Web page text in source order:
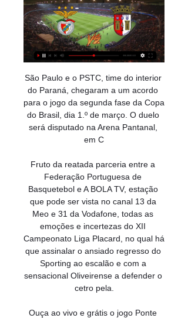
São Paulo e o PSTC, time do interior do Paraná, chegaram a um acordo para o jogo da segunda fase da Copa do Brasil, dia 1.º de março. O duelo será disputado na Arena Pantanal, em C

Fruto da reatada parceria entre a Federação Portuguesa de Basquetebol e A BOLA TV, estação que pode ser vista no canal 13 da Meo e 31 da Vodafone, todas as emoções e incertezas do XII Campeonato Liga Placard, no qual há que assinalar o ansiado regresso do Sporting ao escalão e com a sensacional Oliveirense a defender o cetro pela.

Ouça ao vivo e grátis o jogo Ponte Preta x Vila Nova, Brasil - Série B, 31/08/2018 às 21:30. Lista com rádios online que trasmitem Ponte Preta x Vila Nova

O XV e Piracicaba perdeu na tarde deste sábado, 30 de março, para o Atibaia pelo placar de 1 a 0, pela última rodada da primeira fase do Campeonato Paulista Série A2, no Barão da Serra Negra.

Para qualquer noite no valor acima de 40 euros, é aplicado um desconto de 40 euros em troca de 2.000 pontos. O uso dos pontos só opde ser feito em parcelas de 2.000 pontos. Os descontos no valor de 40€ são acumuláveis dentro do limite de 1.000.000 de pontos por reserva. As condições gerais de utilização do Le Club AccorHotels se aplicam.

Vitória da Conquista; Localização. Tentando determinar sua localização... Por favor, aguarde... Rede Transamérica de Comunicação. Rede Transamérica de Comunicação.

Recreativo Da Caala 1º de Maio de Benguela Bravos Do Maquis Desportivo Da Huila Ferrovia Do Huambo Interclube de Angola Kuando Kubango FC P. Associacao Do Sambizanga Petro Luanda Petroleos Do Lobito Primeiro de Agosto Recreativo Do Libolo Sagrada Esperanca Santa Rita Sporting Cabinda Wiliete SC

Querendo se aproximar da zona de classificação para a elite do futebol brasileiro, o Operário-PR recebe o Criciúma, que vive um momento mais delicado na Série B. A partida está prevista para esta terça-feira, às 20h30 (de Brasília), no Estádio Germano Kruger, pela 33ª rodada da competição.

DIRETO benfica vs chaves em directo online ao vivo gratis sport tv benfica chaves live streaming 14 de agosto 2017 DIRETO benfica vs chaves em TV +>Transmissão<+ Benfica x Chaves ao vivo Ten Square Games https support tensquaregames 115002405925 TV Transmissão Benfica x Ch

Assistir Palmeiras x Avaí - AO VIVO - Brasileirão 2019!. Seja bem vindo ao site Jogos de hoje, aqui você encontrará jogos, horários e transmissões das partidas ao vivo para assistir na TV ou via Internet! Bacana né? Fique por dentro de todos os jogos do dia,.

Transmissão em São Caetano Do Sul - SP. Utilize nosso guia de endereços para encontrar telefones e endereços de empresas em Transmissão - São Caetano Do Sul

Hato Mayor, República Dominicana – A seleção de Porto Rico será a rival do Brasil, hoje, às 20 horas, na segunda rodada da 5.ª Copa América Feminina de Basquete disputada na República Dominicana. Jogam ainda Argentina x Canadá e Cuba x República Dominicana. O Brasil está …

Consulta gratuita de fretes de Barra Mansa/RJ para Rio Grande do Norte no maior site de divulgação de cargas do Brasil, possibilitando que motoristas autônomos encontrem cargas para transportar a partir do aplicativo de fretes: Fretebras Checkin, disponível no Google Play.

Campeonato Brasileiro de Futebol - Série B 2018 / Ponte Preta - SP 1x1 Vila Nova - GO / Sexta, 31 de Agosto de 2018 21:30 / Moisés Lucarelli - Campinas - S

SC Braga 3 - 2 SL Benfica Testa a velocidade da tua internet com o MEO · SAPO Desporto. adnxs. SC Braga Sporting Clube de Braga SCB. Estado Terminado • Tempo de jogo 90' • Tempo extra + ...

Assistir Benfica x Braga Ao Vivo OnlEne HD Benfica x Braga AO VIVO: onde assistir jogo em tempo real pela Primeira Liga Saiba onde assistir e acompanhar minuto a minuto do Jogo Benfica x Sporting ao ...

On—[Facebook-Link-Post—Google—Twitter—Linkedin-]-Blog—5-motivos-para-fazer-transmissão-ao-vivo-no-facebook Previous Next junho 29, 2017 Postado por On Marketing Digital 5 motivos para fazer transmissão ao vivo no Facebook

Comparação de odds Brasil Porto Rico de 07/08/2019, entre as melhores casas de apostas para apostar, e venha assistir Basquetebol ao vivo com nosso serviço livescore

Barra da Tijuca/RJ: Hospedagem com Café da Manhã no Brisa Barra Hotel. Em até 12x! Viagens. Cidades. Barra da Tijuca Rio de Janeiro RJ 22620-172 como chegar. Spa Maria Bonita em Nova Friburgo/RJ: 7 Noites e 4 Refeições/Dia. a partir de. R$ 1.799. Ver todas. Ofertas imperdíveis.

Willyan (Vitória Setúbal) sofreu uma falta no flanco direito. 36' Falta de João Vigário (Vitória Guimarães). 35' Oportunidade falhada por Héldon (Vitória Guimarães) remate com o pé esquerdo de fora da área. 34' Pedro Pinto (Vitória Setúbal) sofreu uma falta na sua área. 34' Falta de Héldon (Vitória Guimarães). 33'

Luanda - O empresário da Costa do Marfim, Dabine Dabire, solto recentemente pelo Tribunal Supremo de Angola, diz sentir-se aliviado e que vai manter-se em Angola para mostrar que …

Encontre Martial Arts em Rio de Janeiro, RJ. Os anúncios incluem Confederação Brasileira de Jiu-Jitsu, BRAZILIAN TOP TEAM - Official Page, Sjjsaf Sport Jiu Jitsu South American Federation, Team Nogueira Recreio, Kombato Brasil e Eu amo Taekwondo. Clique em cada um dos anúncios da lista por baixo do mapa para conseguir mais informações.

A Tijuca é um dos mais tradicionais bairros do Rio de Janeiro e está entre os bairros de maior poder aquisitivo da Zona Norte e sua localização privilegiada lhe confere fácil acesso tanto à Zona Sul como ao Centro da cidade.

Braga x Benfica ao vivo 09/02/2023 - Onde Assistir? 09/02/2023 — Sport TV (Canal Pago). sporting-cp-x-pacos-de-ferreira-onde-assistir. Nesta época, a Sport TV é um ...

Bragança-Vizela Prozis-Vilaverdense Angrense-Casa Pia U. Leiria-Praiense. 3- Marítimo Madeira “B” 4- SC Vianense 5- CCD Minas Argozelo 6- AD Camacha 7- SC Mirandela. TVI recusa manipulação na transmissão do Benfica-Lyon. APP MAISFUTEBOL.

"O bom de viver num mundo sem fronteiras é poder criar meu próprio mundo." saiba mais “Nos últimos três anos, formamos 150 novos empreendedores." saiba mais "Minha nota do ENEM abriu as portas para um novo mundo." saiba mais "Fui encorajado a tirar o meu projeto do papel."

Encontros que envolvem os quatro primeiros classificados do último campeonato com transmissão em direto. Confira as datas. amp video_youtube O Jogo Há 9 dias. bookmark_border.. Santa Clara - Taça de Portugal. o melhor jogo desta época no Vale do Romeiro em que o Benfica e Castelo Branco fez a festa da Taça de Portugal.

20/05 - Esportivo 2x0 Pelotas (Montanha dos Vinhedos) Campeonato Gaúcho Série A2 Ficha Técnica ESPORTIVO: Luiz Müller, Thiaguinho, Fernando Cardozo, Tiago Gasparetto, Roger Bastos, Renan Pedrada (Robert), Eduardinho (João Carlos), Diego Torres, Welder, Vinícius Martins (Maikon) e Jean Carlos. Técnico: Cristian de Souza.

️ SPORTING BRAGA BENFICA PRIMEIRA LIGA EN VIVO 3:35:05SportingBraga #Braga #Benfica #PrimeiraLiga #Portugal #CristiánBorja #Borja Cristián Borja nuevamente afrontará un partido de relevancia en ...YouTube · TuToScore · há 3 semanas

Relato TSF Golo no último suspiro. SC Braga cede empate ao Vitória SC no dérbi do Minho · Musa fez o terceiro e último golo do Benfica frente ao Arouca ...

SL BENFICA vs SC BRAGA - Taça Portugal - Pack Bifana Condições. Serviços incluídos: - 1 Bifana + 1 bebida no restaurante "Terceiro Anel" - 1 Bilhete de jogo SL Benfica vs SC Braga, Bancada BTV Sector 20, ...

FISCALIZAÇÃO DIRECIONADA NÍVEL DE SERVIÇO ANO II – Nº 02 CLASSIFICAÇÃO GERAL LINHAS ACIMA DA TOLERÂNCIA _____ A Classificação Final apresenta o resultado da aplicação da …

Confira a classificação do Grupo 5 do Paulistão Sub-20: 1° Corinthians (16 pontos), 2° EC São Bernardo (12 pontos), 3° São Caetano (10 pontos), 4° São Bernardo FC e 5º Santo André (7 pontos), 6° Água Santa (6 pontos), 7° Santos FC (5 pontos) e na …

Água Santa U20. América-MG U20. America-RN U20. Andradina EC U20. Aquidauanense U20. Athletico-PR U20.. São Bernardo FC U20. São Caetano U20. São Carlos U20. São José U20. São Paulo U20. São Raimundo-RR U20.. Brasileirão Sub-20; Copa São Paulo de …

BRAGA X BENFICA ( EM DIRETO ) LIGA PORTUGAL BETCLIC 4:33:06AUTOGOLO TV é um Canal onde podes acompanhar jogos ao vivo das mais diversas competições de clubes e seleções ao redor do mundo!YouTube · AUTOGOLO TV · há 3 semanas

A crise na Costa do Marfim não é militar, mas sim eleitoral, disse Quarta-feira, 12/1, o Analista Político angolano, Belarmino Van – Dúnem (Na Foto), quando falava sobre os …

A cidade de Vila Nova de Gaia deixou de ser apenas o lugar para se ter a melhor vista do Porto. Ela ganhou destaque com o aumento da imigração em Portugal e, hoje, é uma das localidades mais procuradas para quem quer viver no Norte de Portugal.

eletricista em sÃo caetano do sul. fazemos atendimento em todos os bairros. aceito cartÃo de dÉbito e crÉdito. eletricista no bairro barcelona em sÃo caetano eletricista no bairro boa vista em sÃo caetano eletricista no centro de sÃo caetano eletricista no bairro cerÂmica em sÃo caetano eletricista na fundaÇÃo em sÃo caetano.

Criciúma atravessa uma péssima fase na Série B e tem longo jejum sem vitória e saiu atrás do Figueirense PLACAR FI: Com derrota da Ponte Preta, confira TODOS os RESULTADOS deste DOMINGO No duelo isolado da Série B, a Macaca recebeu o Vitória, no …

jogos Sport Lisboa Benfica ao vivo, tabela, resultados Futebol - Portugal: placar ao vivo Benfica, resultados finais, tabelas, resumos de jogo com artilheiros, cartões amarelos e vermelhos, comparação de odds e ...

Placar ao vivo: Nacional vs Vitoria de Setubal nos jogos Liga Português. Apresentamos os resultados em tempo real, escalações e a tabela sempre atual

Telefone, endereço e tudo que precisa sobre C ALBERTO RODRIGUES. Especializada em Telefone NR-TR Instalado em Residência em Barra Mansa - Rio de Janeiro

Actualmente, o Benfica ocupa a terceira posição com 31 pontos, mas caso o FC Porto obtenha os três pontos, poderá ficar somente a quatro, o que seria extraordinário